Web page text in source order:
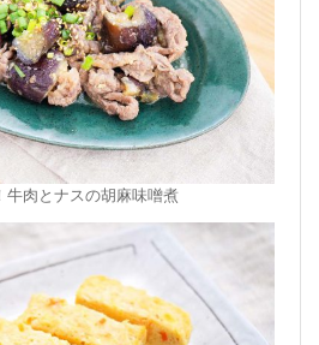
牛肉とナスの胡麻味噌煮